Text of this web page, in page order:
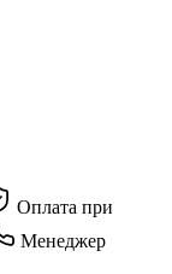
Оплата при
Менеджер